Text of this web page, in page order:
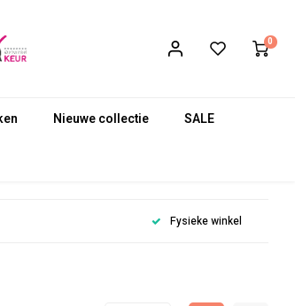
0
Nieuwe collectie SALE
Fysieke winkel